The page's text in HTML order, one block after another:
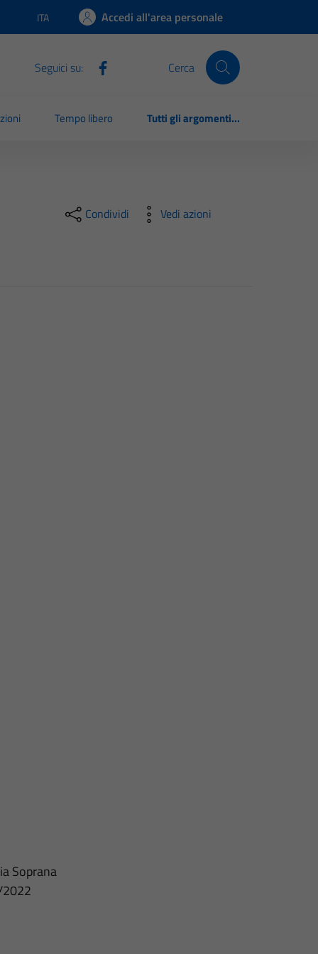
Lingua attiva:
ITA Accedi all'area personale
Seguici su: Cerca
Tempo libero Tutti gli argomenti...
Condividi Vedi azioni
Soprana